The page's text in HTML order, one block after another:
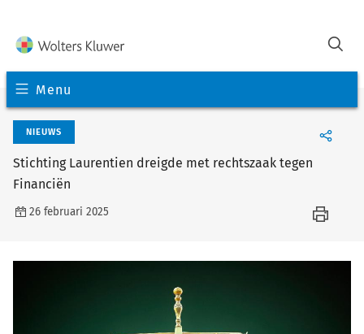
Menu
NIEUWS
Stichting Laurentien dreigde met rechtszaak tegen
Financiën
26 februari 2025